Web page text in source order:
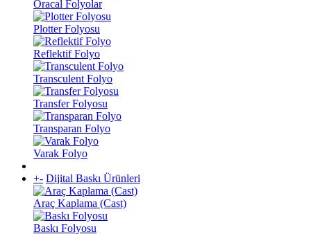
Oracal Folyolar
Plotter Folyosu
Reflektif Folyo
Transculent Folyo
Transfer Folyosu
Transparan Folyo
Varak Folyo
+- Dijital Baskı Ürünleri
Araç Kaplama (Cast)
Baskı Folyosu